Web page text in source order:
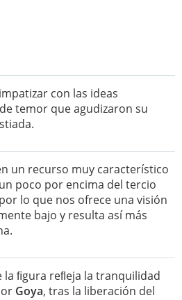
con las ideas
temor que agudizaron su
un recurso muy característico
poco por encima del tercio
lo que nos ofrece una visión
bajo y resulta así más
la ﬁgura reﬂeja la tranquilidad
Goya, tras la liberación del